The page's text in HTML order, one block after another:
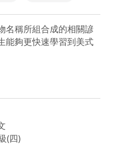
名稱所組合成的相關諺
能夠更快速學習到美式
(四)